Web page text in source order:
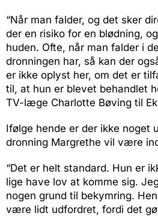
“Når man falder, og det sker
der en risiko for en blødning,
huden. Ofte, når man falder i
dronningen har, så kan der
er ikke oplyst her, om det er
til, at hun er blevet behandlet
TV-læge Charlotte Bøving til
Ifølge hende er der ikke noget
dronning Margrethe vil være
“Det er helt standard. Hun er
lige have lov at komme sig.
nogen grund til bekymring.
være lidt udfordret, fordi det